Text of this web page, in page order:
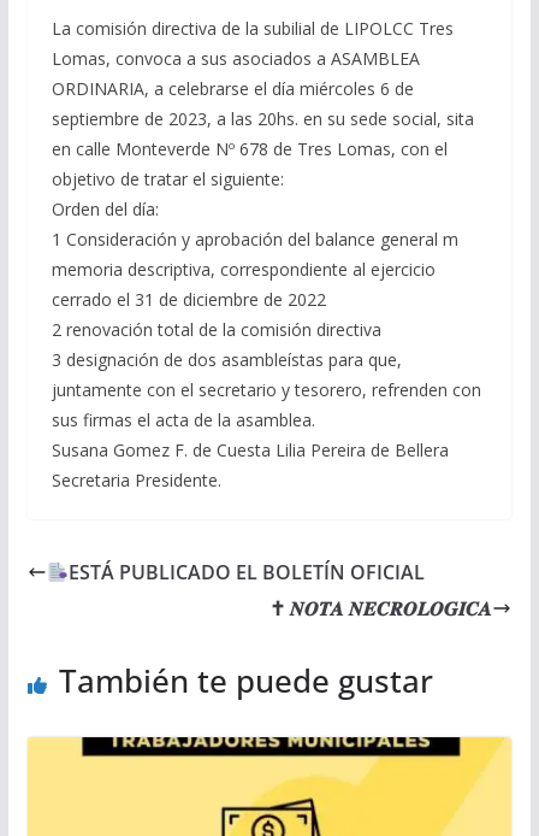
La comisión directiva de la subilial de LIPOLCC Tres
Lomas, convoca a sus asociados a ASAMBLEA
ORDINARIA, a celebrarse el día miércoles 6 de
septiembre de 2023, a las 20hs. en su sede social, sita
en calle Monteverde Nº 678 de Tres Lomas, con el
objetivo de tratar el siguiente:
Orden del día:
1 Consideración y aprobación del balance general m
memoria descriptiva, correspondiente al ejercicio
cerrado el 31 de diciembre de 2022
2 renovación total de la comisión directiva
3 designación de dos asambleístas para que,
juntamente con el secretario y tesorero, refrenden con
sus firmas el acta de la asamblea.
Susana Gomez F. de Cuesta Lilia Pereira de Bellera
Secretaria Presidente.
ESTÁ PUBLICADO EL BOLETÍN OFICIAL
✝ 𝑵𝑶𝑻𝑨 𝑵𝑬𝑪𝑹𝑶𝑳𝑶𝑮𝑰𝑪𝑨
También te puede gustar